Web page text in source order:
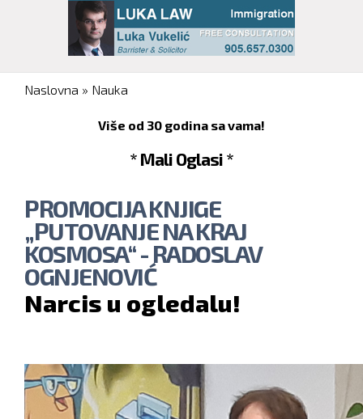
You are here
Naslovna » Nauka
Više od 30 godina sa vama!
* Mali Oglasi *
PROMOCIJA KNJIGE
„PUTOVANJE NA KRAJ
KOSMOSA“ - RADOSLAV
OGNJENOVIĆ
Narcis u ogledalu!